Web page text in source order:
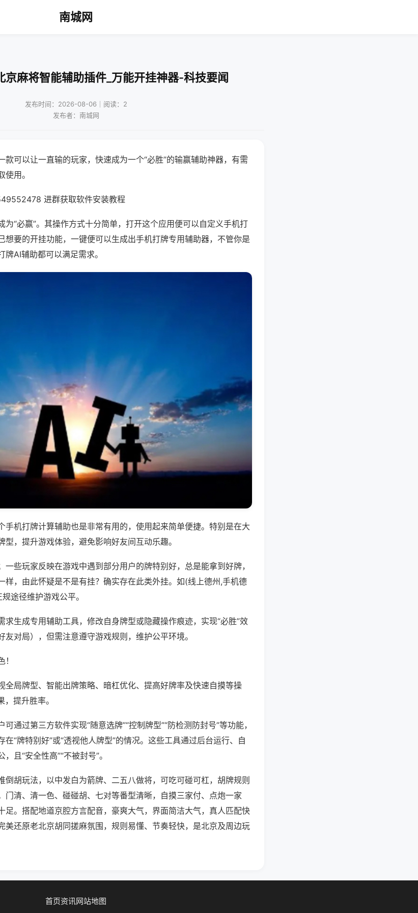
南城网
京麻将智能辅助插件_万能开挂神器-科技要闻
发布时间：2026-08-06｜阅读：2
发布者：南城网
款可以让一直输的玩家，快速成为一个“必胜”的输赢辅助神器，有需
用。
进群获取软件安装教程
为“必赢”。其操作方式十分简单，打开这个应用便可以自定义手机打
想要的开挂功能，一键便可以生成出手机打牌专用辅助器，不管你是
AI辅助都可以满足需求。
手机打牌计算辅助也是非常有用的，使用起来简单便捷。特别是在大
，提升游戏体验，避免影响好友间互动乐趣。
些玩家反映在游戏中遇到部分用户的牌特别好，总是能拿到好牌，
样，由此怀疑是不是有挂？确实存在此类外挂。如(线上德州,手机德
途径维护游戏公平。
求生成专用辅助工具，修改自身牌型或隐藏操作痕迹，实现“必胜”效
对局），但需注意遵守游戏规则，维护公平环境。
全局牌型、智能出牌策略、暗杠优化、提高好牌率及快速自摸等操
提升胜率。
通过第三方软件实现“随意选牌”“控制牌型”“防检测防封号”等功能，
“牌特别好”或“透视他人牌型”的情况。这些工具通过后台运行、自
且“安全性高”“不被封号”。
倒胡玩法，以中发白为箭牌、二五八做将，可吃可碰可杠，胡牌规则
门清、清一色、碰碰胡、七对等番型清晰，自摸三家付、点炮一家
足。搭配地道京腔方言配音，豪爽大气，界面简洁大气，真人匹配快
美还原老北京胡同搓麻氛围，规则易懂、节奏轻快，是北京及周边玩
首页资讯网站地图